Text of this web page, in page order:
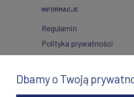
INFORMACJE
Regulamin
Polityka prywatności
Wysyłka i zwroty
Metody płatności
Dbamy o Twoją